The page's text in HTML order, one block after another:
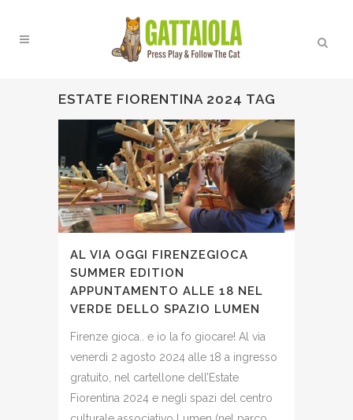
ESTATE FIORENTINA 2024 TAG
AL VIA OGGI FIRENZEGIOCA
SUMMER EDITION
APPUNTAMENTO ALLE 18 NEL
VERDE DELLO SPAZIO LUMEN
Firenze gioca.. e io la fo giocare! Al via
venerdì 2 agosto 2024 alle 18 a ingresso
gratuito, nel cartellone dell’Estate
Fiorentina 2024 e negli spazi del centro